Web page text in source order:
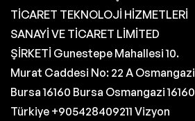
TİCARET TEKNOLOJİ HİZMETLERİ
SANAYİ VE TİCARET LİMİTED
ŞİRKETİ Gunestepe Mahallesi 10.
Murat Caddesi No: 22 A Osmangazi
Bursa 16160 Bursa Osmangazi 16160
Türkiye +905428409211 Vizyon